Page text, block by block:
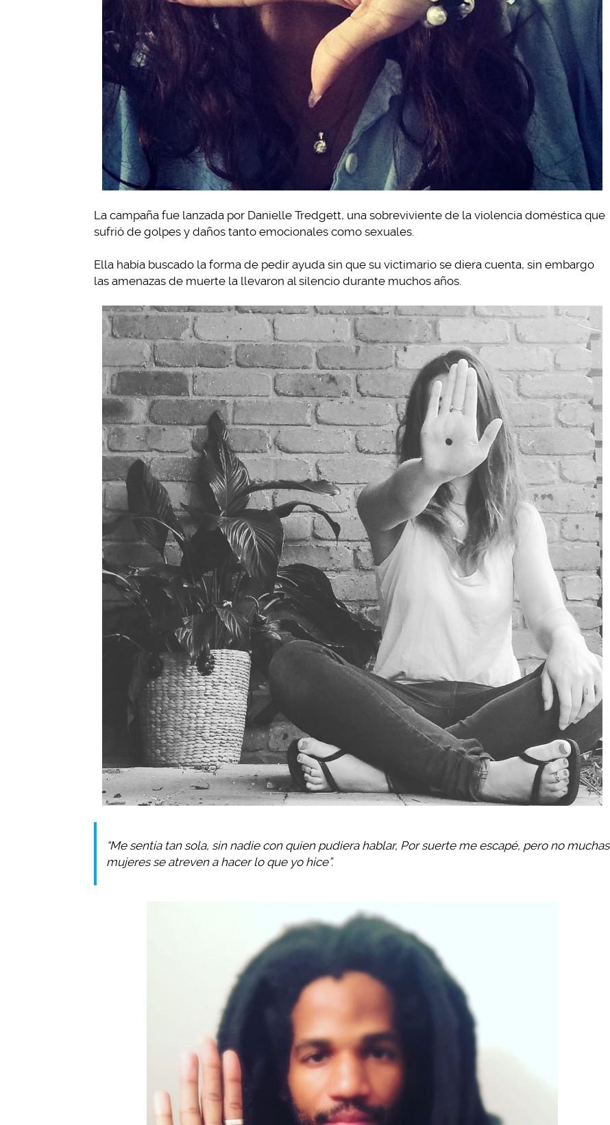
La campaña fue lanzada por Danielle Tredgett, una sobreviviente de la violencia doméstica que
sufrió de golpes y daños tanto emocionales como sexuales.
Ella había buscado la forma de pedir ayuda sin que su victimario se diera cuenta, sin embargo
las amenazas de muerte la llevaron al silencio durante muchos años.
“Me sentía tan sola, sin nadie con quien pudiera hablar, Por suerte me escapé, pero no muchas
mujeres se atreven a hacer lo que yo hice”.